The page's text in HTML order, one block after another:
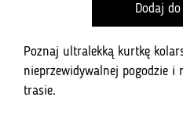
na
wiatr
i
deszcz
Dodaj
Poznaj ultralekką kurtkę
nieprzewidywalnej pogodzie
trasie.